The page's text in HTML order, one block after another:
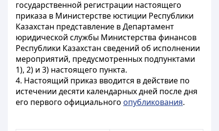
государственной регистрации настоящего
приказа в Министерстве юстиции Республики
Казахстан представление в Департамент
юридической службы Министерства финансов
Республики Казахстан сведений об исполнении
мероприятий, предусмотренных подпунктами
1), 2) и 3) настоящего пункта.
4. Настоящий приказ вводится в действие по
истечении десяти календарных дней после дня
его первого официального опубликования.